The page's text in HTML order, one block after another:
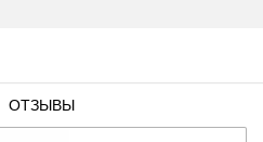
ОТЗЫВЫ